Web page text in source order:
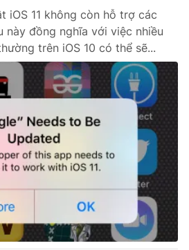
iOS 11 không còn hỗ trợ các
này đồng nghĩa với việc nhiều
trên iOS 10 có thể sẽ...